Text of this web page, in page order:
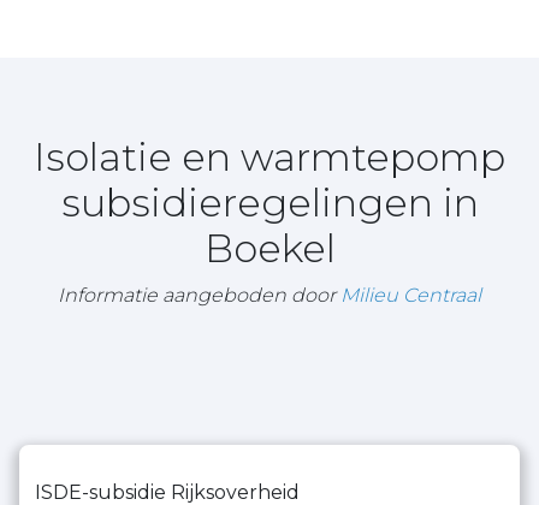
Isolatie en warmtepomp
subsidieregelingen in
Boekel
Informatie aangeboden door Milieu Centraal
ISDE-subsidie Rijksoverheid